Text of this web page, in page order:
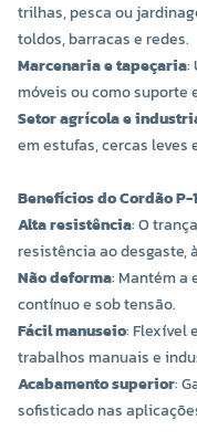
trilhas, pesca ou
toldos, barracas e redes.
Marcenaria e tapeçaria:
móveis ou como suporte
Setor agrícola e
em estufas, cercas
Benefícios do Cordão P-
Alta resistência: O
resistência ao desgaste,
Não deforma: Mantém a
contínuo e sob tensão.
Fácil manuseio: Flexível
trabalhos manuais e
Acabamento superior:
sofisticado nas